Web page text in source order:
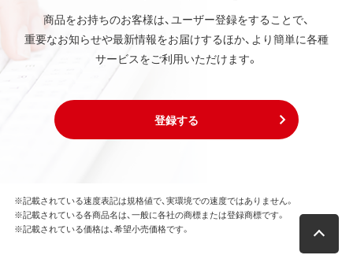
商品をお持ちのお客様は、ユーザー登録をすることで、
重要なお知らせや最新情報をお届けするほか、より簡単に各種
サービスをご利用いただけます。
登録する
※記載されている速度表記は規格値で、実環境での速度ではありません。
※記載されている各商品名は、一般に各社の商標または登録商標です。
※記載されている価格は、希望小売価格です。